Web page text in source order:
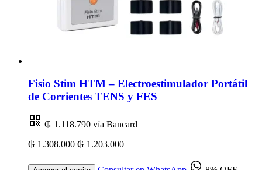
Fisio Stim HTM – Electroestimulador Portátil
de Corrientes TENS y FES
₲ 1.118.790 vía Bancard
₲ 1.308.000 ₲ 1.203.000